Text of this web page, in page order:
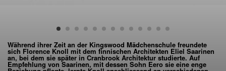
Während ihrer Zeit an der Kingswood Mädchenschule freundete
sich Florence Knoll mit dem finnischen Architekten Eliel Saarinen
an, bei dem sie später in Cranbrook Architektur studierte. Auf
Empfehlung von Saarinen, mit dessen Sohn Eero sie eine enge